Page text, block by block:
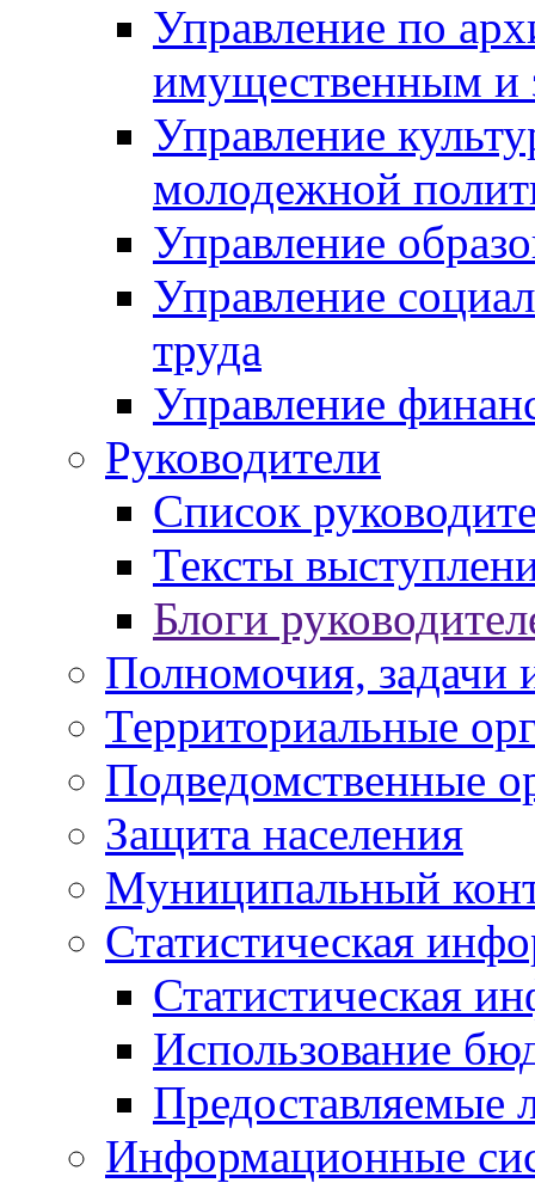
Управление по
имущественным и
Управление
молодежной
Управление
Управление
труда
Управление
Руководители
Список
Тексты
Блоги
Полномочия, задачи
Территориальные
Подведомственные
Защита населения
Муниципальный
Статистическая
Статистическая
Использование
Предоставляемые
Информационные